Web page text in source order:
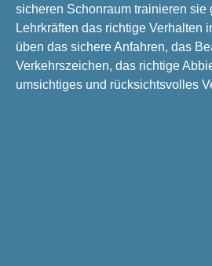
sicheren Schonraum trainieren sie
Lehrkräften das richtige Verhalten
üben das sichere Anfahren, das
Verkehrszeichen, das richtige
umsichtiges und rücksichtsvolles